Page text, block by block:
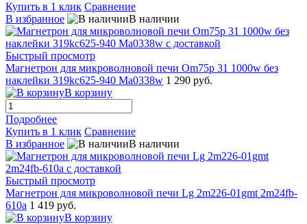
Купить в 1 клик Сравнение
В избранное
В наличии
Быстрый просмотр
Магнетрон для микроволновой печи Om75p 31 1000w без
наклейки 319kc625-940 Ma0338w 1 290 руб.
В корзину
Подробнее
Купить в 1 клик Сравнение
В избранное
В наличии
Быстрый просмотр
Магнетрон для микроволновой печи Lg 2m226-01gmt 2m24fb-
610a 1 419 руб.
В корзину